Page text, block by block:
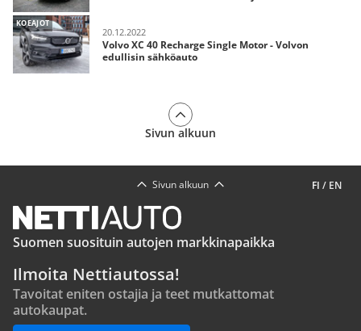
KOEAJOT
20.12.2022
Volvo XC 40 Recharge Single Motor - Volvon
edullisin sähköauto
Sivun alkuun
FI / EN
Sivun alkuun
Suomen suosituin autojen markkinapaikka
Ilmoita Nettiautossa!
Tavoitat eniten ostajia ja teet mutkattomat
autokaupat.